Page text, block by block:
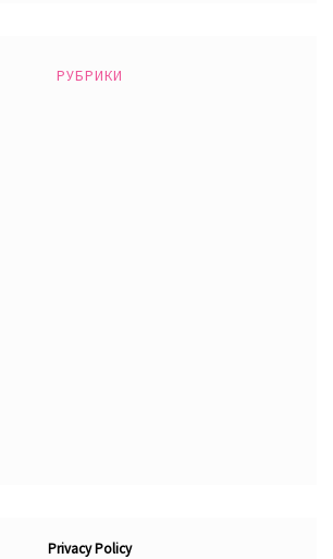
РУБРИКИ
Privacy Policy